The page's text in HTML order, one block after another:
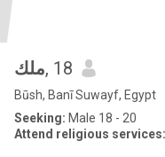
ملك, 18
Būsh, Banī Suwayf, Egypt
Seeking: Male 18 - 20
Attend religious services: